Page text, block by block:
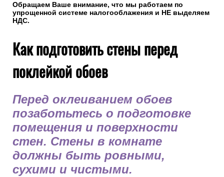
Обращаем Ваше внимание, что мы работаем по
упрощенной системе налогооблажения и НЕ выделяем
НДС.
Как подготовить стены перед
поклейкой обоев
Перед оклеиванием обоев
позаботьтесь о подготовке
помещения и поверхности
стен. Стены в комнате
должны быть ровными,
сухими и чистыми.